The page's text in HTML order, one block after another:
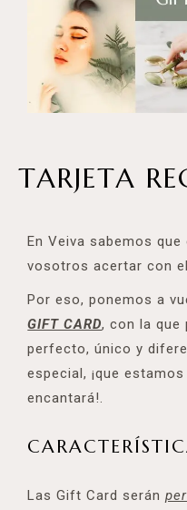
TARJETA
En Veiva sabemos
vosotros acertar con
Por eso, ponemos a
GIFT CARD, con la que
perfecto, único y
especial, ¡que
encantará!.
Las Gift Card serán